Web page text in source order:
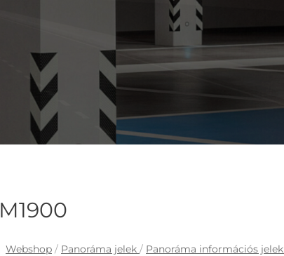
M1900
Webshop / Panoráma jelek / Panoráma információs jelek